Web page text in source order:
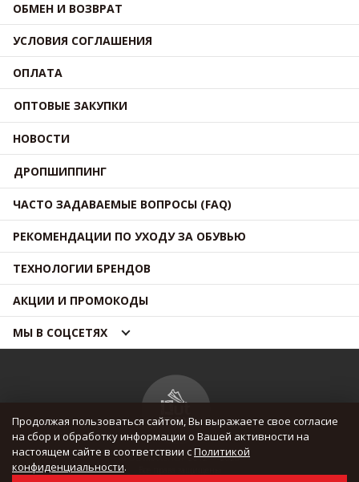
ОБМЕН И ВОЗВРАТ
УСЛОВИЯ СОГЛАШЕНИЯ
ОПЛАТА
ОПТОВЫЕ ЗАКУПКИ
НОВОСТИ
ДРОПШИППИНГ
ЧАСТО ЗАДАВАЕМЫЕ ВОПРОСЫ (FAQ)
РЕКОМЕНДАЦИИ ПО УХОДУ ЗА ОБУВЬЮ
ТЕХНОЛОГИИ БРЕНДОВ
АКЦИИ И ПРОМОКОДЫ
МЫ В СОЦСЕТЯХ
© OUTMAXSHOP 2012 — 2026
Продолжая пользоваться сайтом, Вы выражаете свое согласие
на сбор и обработку информации о Вашей активности на
настоящем сайте в соответствии сПолитикой
конфиденциальности.